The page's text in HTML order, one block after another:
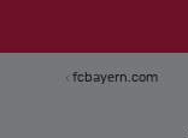
fcbayern.com